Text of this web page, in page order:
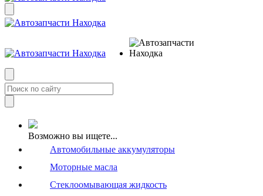
Возможно вы ищете...
Автомобильные аккумуляторы
Моторные масла
Стеклоомывающая жидкость